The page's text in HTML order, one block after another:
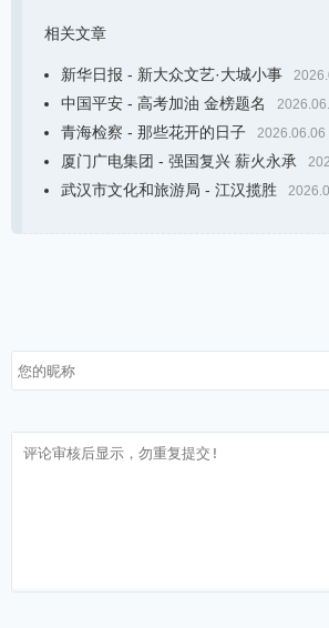
相关文章
新华日报 - 新大众文艺·大城小事
中国平安 - 高考加油 金榜题名
青海检察 - 那些花开的日子 2026.06.06
厦门广电集团 - 强国复兴 薪火永承
武汉市文化和旅游局 - 江汉揽胜